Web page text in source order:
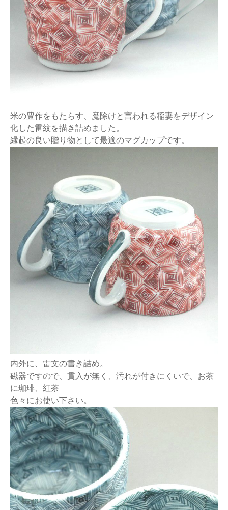
米の豊作をもたらす、魔除けと言われる稲妻をデザイン
化した雷紋を描き詰めました。
縁起の良い贈り物として最適のマグカップです。
内外に、雷文の書き詰め。
磁器ですので、貫入が無く、汚れが付きにくいで、お茶
に珈琲、紅茶
色々にお使い下さい。